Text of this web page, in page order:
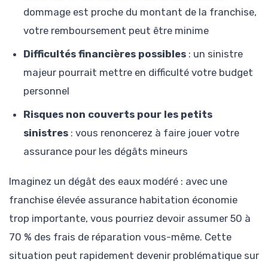
dommage est proche du montant de la franchise,
votre remboursement peut être minime
Difficultés financières possibles : un sinistre
majeur pourrait mettre en difficulté votre budget
personnel
Risques non couverts pour les petits
sinistres : vous renoncerez à faire jouer votre
assurance pour les dégâts mineurs
Imaginez un dégât des eaux modéré : avec une
franchise élevée assurance habitation économie
trop importante, vous pourriez devoir assumer 50 à
70 % des frais de réparation vous-même. Cette
situation peut rapidement devenir problématique sur